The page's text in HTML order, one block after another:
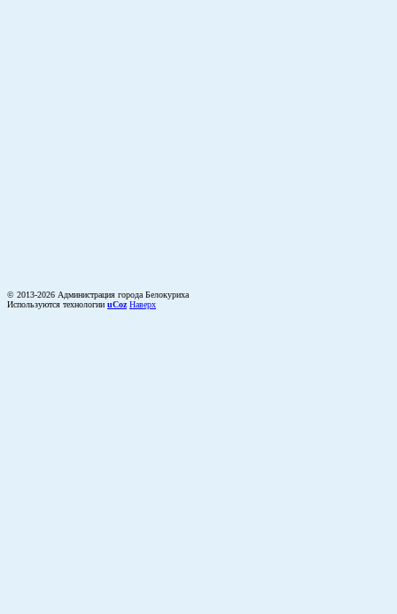
© 2013-2026 Администрация города Белокуриха
Используются технологии uCoz Наверх